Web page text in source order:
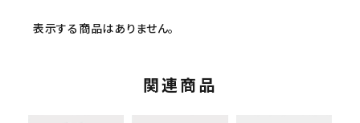
表示する商品はありません。
関連商品